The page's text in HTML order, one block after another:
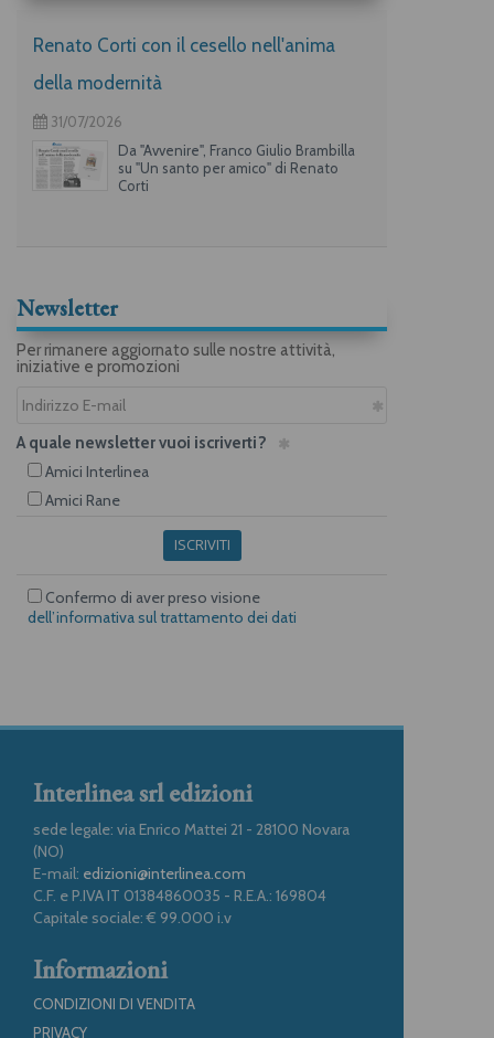
Renato Corti con il cesello nell'anima
della modernità
31/07/2026
Da "Avvenire", Franco Giulio Brambilla
su "Un santo per amico" di Renato
Corti
Newsletter
Per rimanere aggiornato sulle nostre attività,
iniziative e promozioni
A quale newsletter vuoi iscriverti?
Amici Interlinea
Amici Rane
ISCRIVITI
Confermo di aver preso visione
dell’informativa sul trattamento dei dati
Interlinea srl edizioni
sede legale: via Enrico Mattei 21 - 28100 Novara
(NO)
E-mail: edizioni@interlinea.com
C.F. e P.IVA IT 01384860035 - R.E.A.: 169804
Capitale sociale: € 99.000 i.v
Informazioni
CONDIZIONI DI VENDITA
PRIVACY